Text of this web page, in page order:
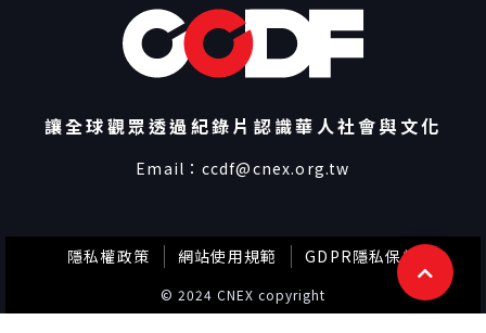
讓全球觀眾透過紀錄片認識華人社會與文化
Email： ccdf@cnex.org.tw
© 2024 CNEX copyright
隱私權政策 網站使用規範 GDPR隱私保護